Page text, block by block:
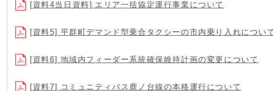
[資料4当日資料] エリア一括協定運行事業について
[資料5] 平群町デマンド型乗合タクシーの市内乗り入れについ
[資料6] 地域内フィーダー系統確保維持計画の変更について
[資料7] コミュニティバス鹿ノ台線の本格運行について